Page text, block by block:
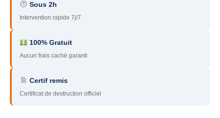
94 – Val-de-Marne
91 – Essonne
Sous 2h
Intervention rapide 7j/7
100% Gratuit
Aucun frais caché garanti
Certif remis
Certificat de destruction officiel